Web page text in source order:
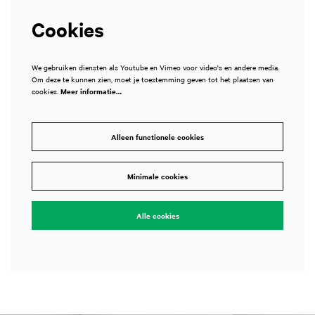
Cookies
We gebruiken diensten als Youtube en Vimeo voor video's en andere media.
Om deze te kunnen zien, moet je toestemming geven tot het plaatsen van
cookies. Meer informatie…
Alleen functionele cookies
Minimale cookies
Alle cookies